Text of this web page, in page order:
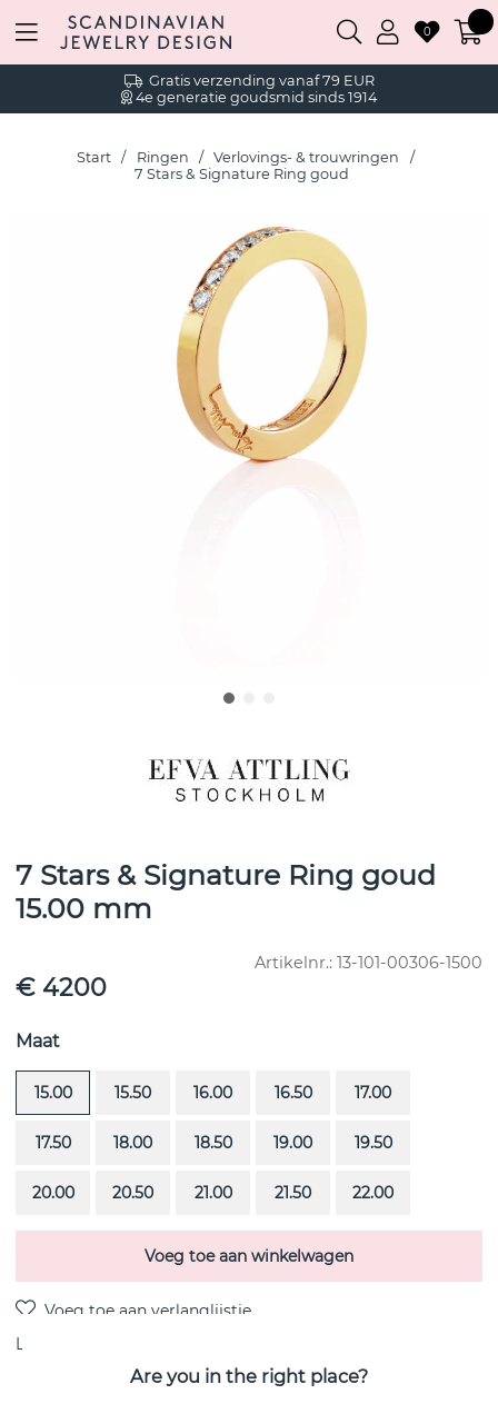
Gratis verzending vanaf 79 EUR
4e generatie goudsmid sinds 1914
0
Start Ringen
Verlovings- & trouwringen
7 Stars & Signature Ring goud
7 Stars & Signature Ring goud
15.00 mm
Artikelnr.: 13-101-00306-1500
€ 4200
Maat
15.00 15.50 16.00 16.50 17.00
17.50 18.00 18.50 19.00 19.50
20.00 20.50 21.00 21.50 22.00
Voeg toe aan winkelwagen
Levering:
Are you in the right place?